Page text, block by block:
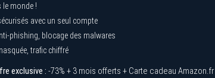
le monde !
avec un seul compte
phishing, blocage des malwares
trafic chiffré
exclusive : -73% + 3 mois offerts + Carte cadeau Amazon.fr